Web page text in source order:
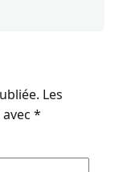
Les
*